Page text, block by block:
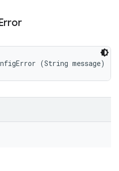
(String message)